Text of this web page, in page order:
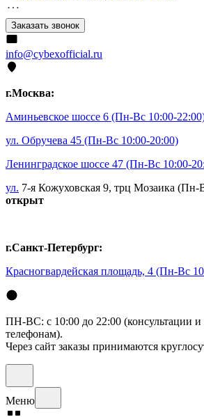
Заказать звонок
info@cybexofficial.ru
г.Москва:
Аминьевское шоссе 6 (Пн-Вс 10:00-
ул. Обручева 45 (Пн-Вс 10:00-20:00)
Ленинградское шоссе 47 (Пн-Вс 10:00-
ул. 7-я Кожуховская 9, трц Мозаика (Пн-
открыт
г.Санкт-Петербург:
Красногвардейская площадь, 4 (Пн-Вс
ПН-ВС: с 10:00 до 22:00 (консультации и
телефонам).
Через сайт заказы принимаются
Меню